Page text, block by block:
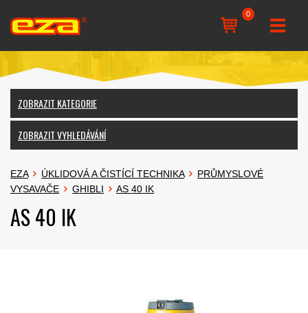
0
ZOBRAZIT KATEGORIE
ZOBRAZIT VYHLEDÁVÁNÍ
EZA ÚKLIDOVÁ A ČISTÍCÍ TECHNIKA
PRŮMYSLOVÉ
VYSAVAČE
GHIBLI AS 40 IK
AS 40 IK